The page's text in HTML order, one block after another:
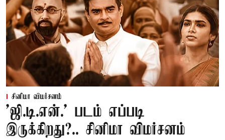
சினிமா விமர்சனம்
'ஜி.டி.என்.' படம் எப்படி
இருக்கிறது?.. சினிமா விமர்சனம்